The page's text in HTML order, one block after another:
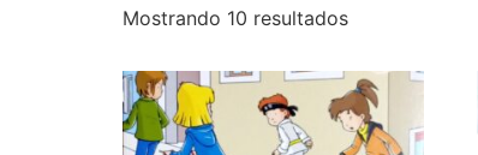
Mostrando 10 resultados